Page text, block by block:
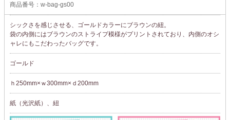
商品番号：w-bag-gs00
シックさを感じさせる、ゴールドカラーにブラウンの紐。
袋の内側にはブラウンのストライプ模様がプリントされており、内側のオシ
ャレにもこだわったバッグです。
ゴールド
ｈ250mm×ｗ300mm×ｄ200mm
紙（光沢紙）、紐